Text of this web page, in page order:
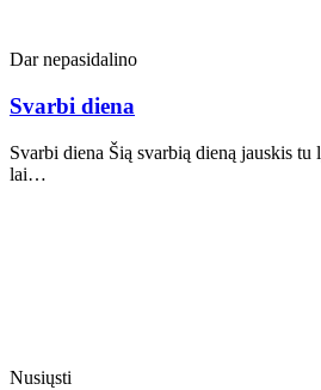
Dar nepasidalino
Svarbi diena
Svarbi diena Šią svarbią dieną jauskis
lai…
Nusiųsti